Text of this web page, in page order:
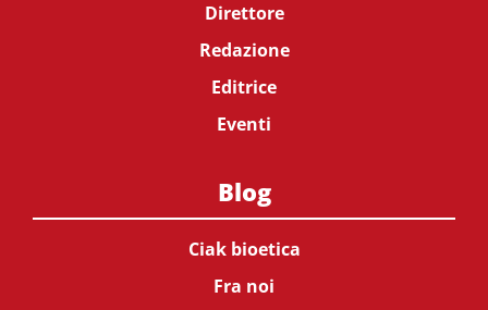
Direttore
Redazione
Editrice
Eventi
Blog
Ciak bioetica
Fra noi